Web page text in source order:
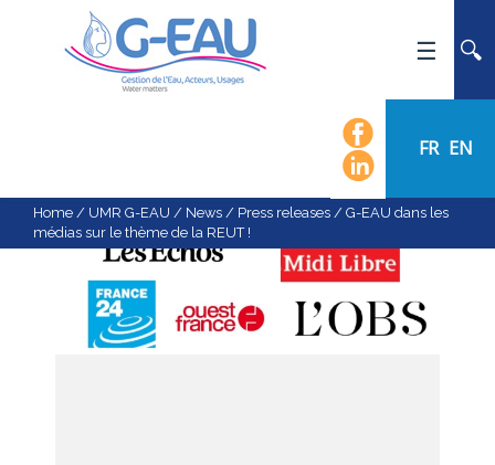
FR EN
NEWS
EVENTS
FLOW CHART
STAFF
Home / UMR G-EAU / News / Press releases / G-EAU dans les
médias sur le thème de la REUT !